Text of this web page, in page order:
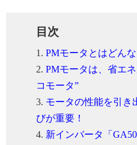
目次
1. PMモータとはどん
2. PMモータは、省エ
コモータ”
3. モータの性能を引き
びが重要！
4. 新インバータ「